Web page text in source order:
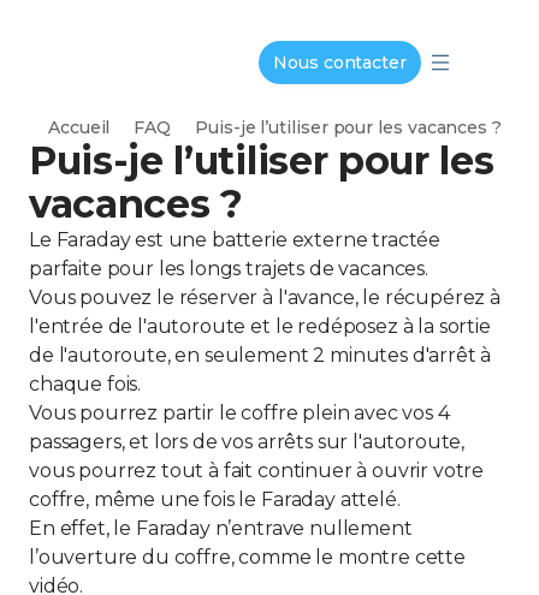
Nous contacter
Accueil FAQ Puis-je l’utiliser pour les vacances ?
Puis-je l’utiliser pour les
vacances ?
Le Faraday est une batterie externe tractée
parfaite pour les longs trajets de vacances.
Vous pouvez le réserver à l'avance, le récupérez à
l'entrée de l'autoroute et le redéposez à la sortie
de l'autoroute, en seulement 2 minutes d'arrêt à
chaque fois.
Vous pourrez partir le coffre plein avec vos 4
passagers, et lors de vos arrêts sur l'autoroute,
vous pourrez tout à fait continuer à ouvrir votre
coffre, même une fois le Faraday attelé.
En effet, le Faraday n’entrave nullement
l’ouverture du coffre, comme le montre cette
vidéo.